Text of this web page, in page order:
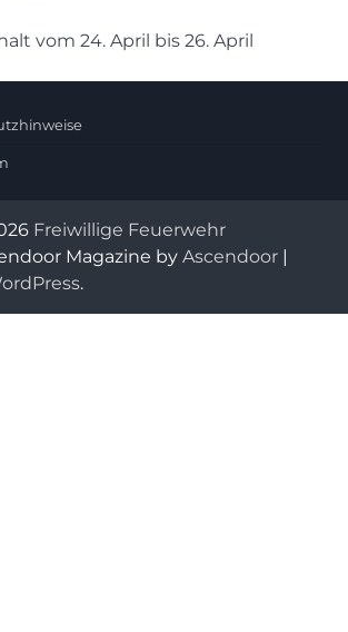
vom 24. April bis 26. April
Freiwillige Feuerwehr
Magazine by Ascendoor
.